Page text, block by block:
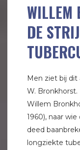
WILLEM
DE
Men ziet bij dit
W. Bronkhorst.
Willem
1960), naar
deed
longziekte